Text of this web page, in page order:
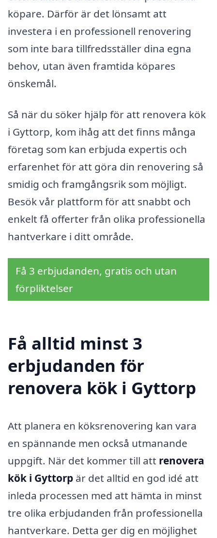
köpare. Därför är det lönsamt att
investera i en professionell renovering
som inte bara tillfredsställer dina egna
behov, utan även framtida köpares
önskemål.
Så när du söker hjälp för att renovera kök
i Gyttorp, kom ihåg att det finns många
företag som kan erbjuda expertis och
erfarenhet för att göra din renovering så
smidig och framgångsrik som möjligt.
Besök vår plattform för att snabbt och
enkelt få offerter från olika professionella
hantverkare i ditt område.
Få 3 erbjudanden, gratis och utan
förpliktelser
Få alltid minst 3
erbjudanden för
renovera kök i Gyttorp
Att planera en köksrenovering kan vara
en spännande men också utmanande
uppgift. När det kommer till att renovera
kök i Gyttorp är det alltid en god idé att
inleda processen med att hämta in minst
tre olika erbjudanden från professionella
hantverkare. Detta ger dig en möjlighet